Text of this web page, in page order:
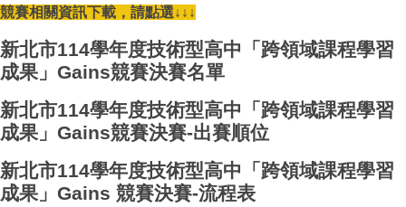
競賽相關資訊下載，請點選↓↓↓
新北市114學年度技術型高中「跨領域課程學習
成果」Gains競賽決賽名單
新北市114學年度技術型高中「跨領域課程學習
成果」Gains競賽決賽-出賽順位
新北市114學年度技術型高中「跨領域課程學習
成果」Gains 競賽決賽-流程表